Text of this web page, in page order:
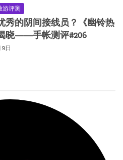
游评测
秀的阴间接线员？《幽铃热
晓——手帐测评#206
日